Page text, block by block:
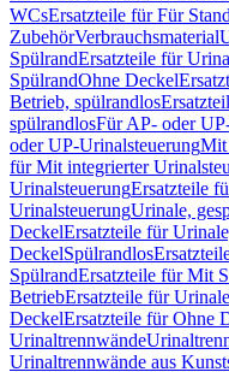
WCsErsatzteile für Für
ZubehörVerbrauchsmaterial
SpülrandErsatzteile für
SpülrandOhne Deckel
Betrieb, spülrandlos
spülrandlosFür AP- oder
oder UP-UrinalsteuerungMit
für Mit integrierter
UrinalsteuerungErsatzteile
UrinalsteuerungUrinale,
DeckelErsatzteile für
DeckelSpülrandlos
SpülrandErsatzteile für Mit
BetriebErsatzteile für
DeckelErsatzteile für Ohne
Urinaltrennwände
Urinaltrennwände aus